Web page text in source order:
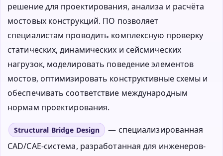
решение для проектирования, анализа и расчёта
мостовых конструкций. ПО позволяет
специалистам проводить комплексную проверку
статических, динамических и сейсмических
нагрузок, моделировать поведение элементов
мостов, оптимизировать конструктивные схемы и
обеспечивать соответствие международным
нормам проектирования.
Structural Bridge Design
— специализированная
CAD/CAE-система, разработанная для инженеров-